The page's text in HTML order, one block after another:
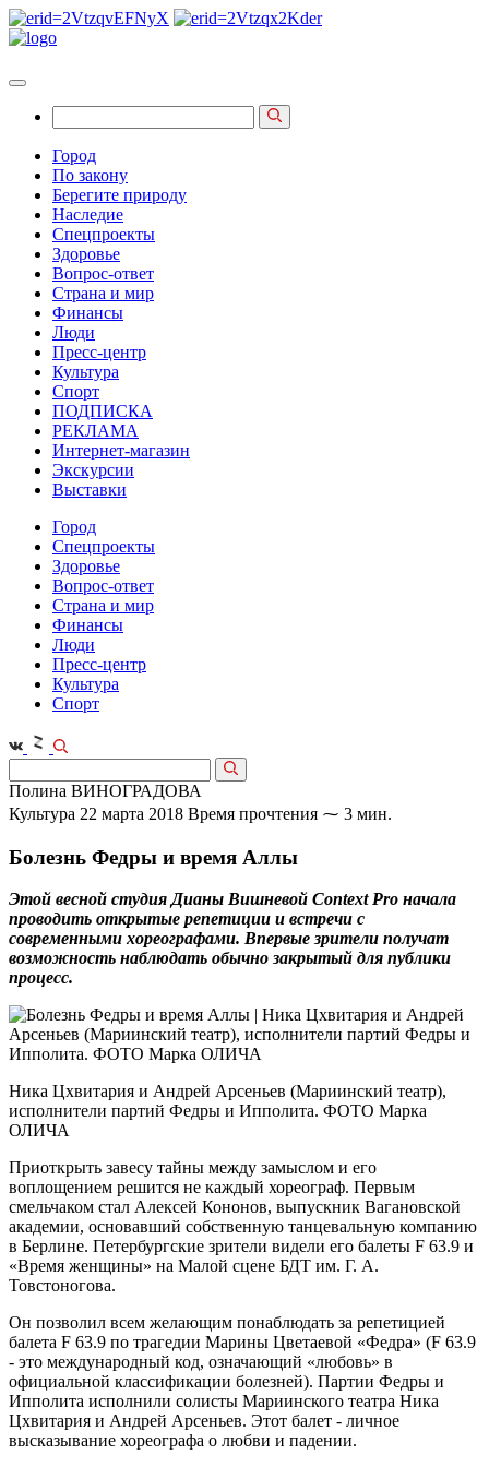
Город
По закону
Берегите природу
Наследие
Спецпроекты
Здоровье
Вопрос-ответ
Страна и мир
Финансы
Люди
Пресс-центр
Культура
Спорт
ПОДПИСКА
РЕКЛАМА
Интернет-магазин
Экскурсии
Выставки
Город
Спецпроекты
Здоровье
Вопрос-ответ
Страна и мир
Финансы
Люди
Пресс-центр
Культура
Спорт
Полина ВИНОГРАДОВА
Культура 22 марта 2018 Время прочтения ⁓ 3 мин.
Болезнь Федры и время Аллы
Этой весной студия Дианы Вишневой Context Pro начала
проводить открытые репетиции и встречи с
современными хореографами. Впервые зрители получат
возможность наблюдать обычно закрытый для публики
процесс.
Ника Цхвитария и Андрей Арсеньев (Мариинский театр),
исполнители партий Федры и Ипполита. ФОТО Марка
ОЛИЧА
Приоткрыть завесу тайны между замыслом и его
воплощением решится не каждый хореограф. Первым
смельчаком стал Алексей Кононов, выпускник Вагановской
академии, основавший собственную танцевальную компанию
в Берлине. Петербургские зрители видели его балеты F 63.9 и
«Время женщины» на Малой сцене БДТ им. Г. А.
Товстоногова.
Он позволил всем желающим понаблюдать за репетицией
балета F 63.9 по трагедии Марины Цветаевой «Федра» (F 63.9
- это международный код, означающий «любовь» в
официальной классификации болезней). Партии Федры и
Ипполита исполнили солисты Мариинского театра Ника
Цхвитария и Андрей Арсеньев. Этот балет - личное
высказывание хореографа о любви и падении.